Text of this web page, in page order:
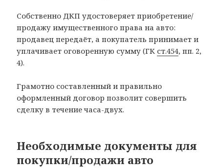
Собственно ДКП удостоверяет приобретение/
продажу имущественного права на авто:
продавец передаёт, а покупатель принимает и
уплачивает оговоренную сумму (ГК ст.454, пп. 2,
4).
Грамотно составленный и правильно
оформленный договор позволит совершить
сделку в течение часа-двух.
Необходимые документы для
покупки/продажи авто